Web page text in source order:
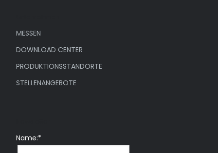
MESSEN
DOWNLOAD CENTER
PRODUKTIONSSTANDORTE
STELLENANGEBOTE
Name:*